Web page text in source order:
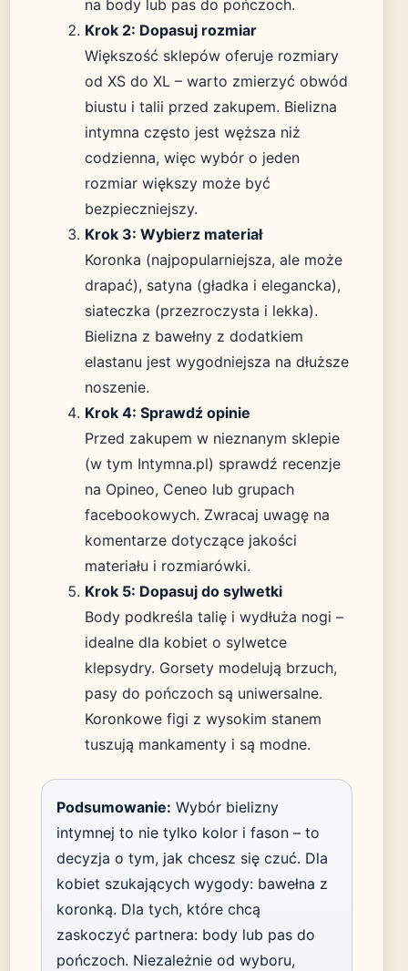
na body lub pas do pończoch.
Krok 2: Dopasuj rozmiar
Większość sklepów oferuje rozmiary
od XS do XL – warto zmierzyć obwód
biustu i talii przed zakupem. Bielizna
intymna często jest węższa niż
codzienna, więc wybór o jeden
rozmiar większy może być
bezpieczniejszy.
Krok 3: Wybierz materiał
Koronka (najpopularniejsza, ale może
drapać), satyna (gładka i elegancka),
siateczka (przezroczysta i lekka).
Bielizna z bawełny z dodatkiem
elastanu jest wygodniejsza na dłuższe
noszenie.
Krok 4: Sprawdź opinie
Przed zakupem w nieznanym sklepie
(w tym Intymna.pl) sprawdź recenzje
na Opineo, Ceneo lub grupach
facebookowych. Zwracaj uwagę na
komentarze dotyczące jakości
materiału i rozmiarówki.
Krok 5: Dopasuj do sylwetki
Body podkreśla talię i wydłuża nogi –
idealne dla kobiet o sylwetce
klepsydry. Gorsety modelują brzuch,
pasy do pończoch są uniwersalne.
Koronkowe figi z wysokim stanem
tuszują mankamenty i są modne.
Podsumowanie: Wybór bielizny
intymnej to nie tylko kolor i fason – to
decyzja o tym, jak chcesz się czuć. Dla
kobiet szukających wygody: bawełna z
koronką. Dla tych, które chcą
zaskoczyć partnera: body lub pas do
pończoch. Niezależnie od wyboru,